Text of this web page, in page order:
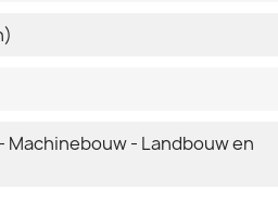
- Landbouw en